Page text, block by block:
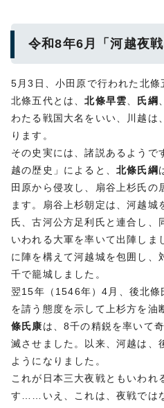
令和8年6月「河越夜戦
5月3日、小田原で行われた北條
北條五代とは、北條早雲 氏綱
わたる戦国大名をいい、川越は、
ります。
その史実には、諸説あるよう
越の歴史」によると、 北條氏綱
田原から侵攻し、扇谷上杉氏の
ます。扇谷上杉朝定は、河越城
氏、古河公方足利氏と連合し
いわれる大軍を率いて出陣しま
に陣を構えて河越城を包囲し、
千で籠城しました。
翌15年（1546年）4月、後北條
を請う態度を示して上杉方を油
條氏康は、8千の精鋭を率いて
滅させました。以来、河越は、
ようになりました。
これが日本三大夜戦ともいわれ
す……いえ、これは、夜戦では